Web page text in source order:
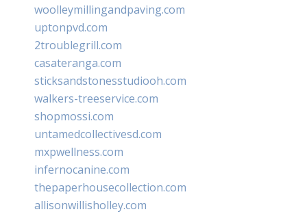
woolleymillingandpaving.com
uptonpvd.com
2troublegrill.com
casateranga.com
sticksandstonesstudiooh.com
walkers-treeservice.com
shopmossi.com
untamedcollectivesd.com
mxpwellness.com
infernocanine.com
thepaperhousecollection.com
allisonwillisholley.com